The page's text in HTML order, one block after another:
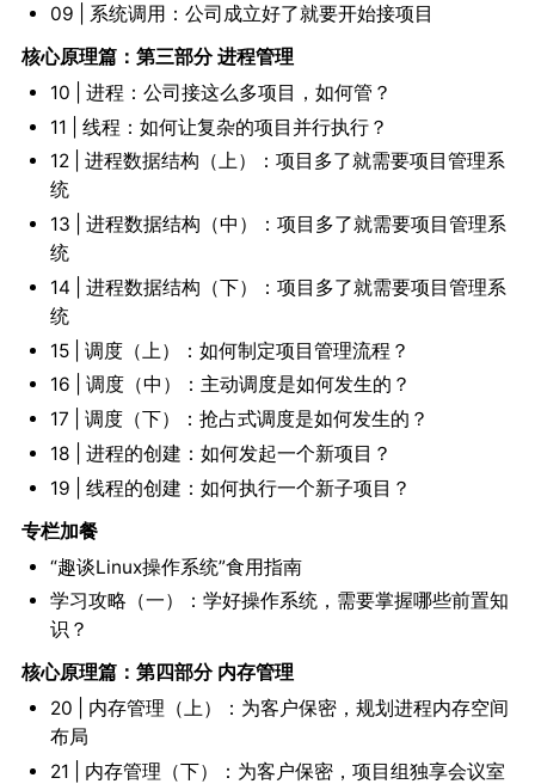
09 | 系统调用：公司成立好了就要开始接项目
核心原理篇：第三部分 进程管理
10 | 进程：公司接这么多项目，如何管？
11 | 线程：如何让复杂的项目并行执行？
12 | 进程数据结构（上）：项目多了就需要项目管理系
统
13 | 进程数据结构（中）：项目多了就需要项目管理系
统
14 | 进程数据结构（下）：项目多了就需要项目管理系
统
15 | 调度（上）：如何制定项目管理流程？
16 | 调度（中）：主动调度是如何发生的？
17 | 调度（下）：抢占式调度是如何发生的？
18 | 进程的创建：如何发起一个新项目？
19 | 线程的创建：如何执行一个新子项目？
专栏加餐
“趣谈Linux操作系统”食用指南
学习攻略（一）：学好操作系统，需要掌握哪些前置知
识？
核心原理篇：第四部分 内存管理
20 | 内存管理（上）：为客户保密，规划进程内存空间
布局
21 | 内存管理（下）：为客户保密，项目组独享会议室